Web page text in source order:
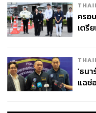
จ่าย
ครอ
เตรี
‘ธน
แฉช่